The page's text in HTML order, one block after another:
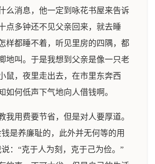
么消息，他一定到咏花书屋来告诉
点多钟还不见父亲回来，就去睡
样都睡不着，听见里房的四隅，都
地叫。于是我想到父亲是像一只老
鼠，夜里走出去，在市里东奔西
如何低声下气地向人借钱啊。
我用费要节省，但是对人要厚道。
是养廉耻的，此外并无何等的用
：“克于人为刻，克于己为俭。”